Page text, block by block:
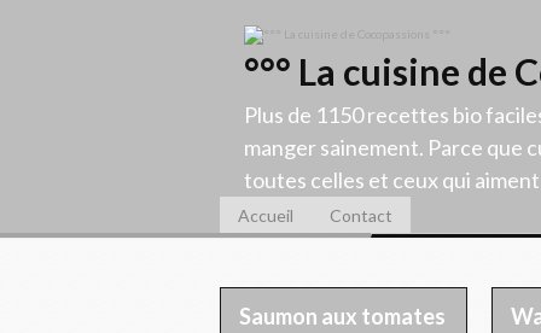
°°° La cuisine de
Plus de 1150 recettes bio
manger sainement. Parce que
toutes celles et ceux qui
Accueil Contact
Saumon aux tomates